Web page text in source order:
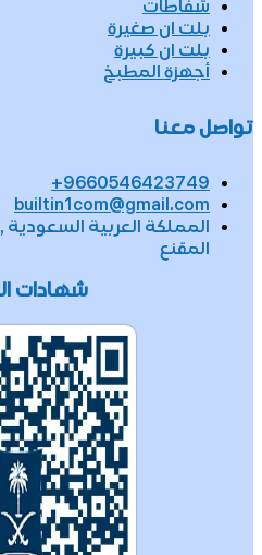
شفاطات
بلت ان صغيرة
بلت ان كبيرة
أجهزة المطبخ
تواصل معنا
9660546423749+
builtin1com@gmail.com
المملكة العربية
المقنع
شهادات